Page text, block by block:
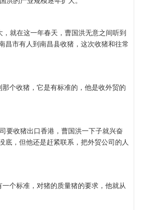
就在这一年春天，曹国洪无意之间听到
昌市有人到南昌县收猪，这次收猪和往常
个收猪，它是有标准的，他是收外贸的
要收猪出口香港，曹国洪一下子就兴奋
底，但他还是赶紧联系，把外贸公司的人
个标准，对猪的质量猪的要求，他就从